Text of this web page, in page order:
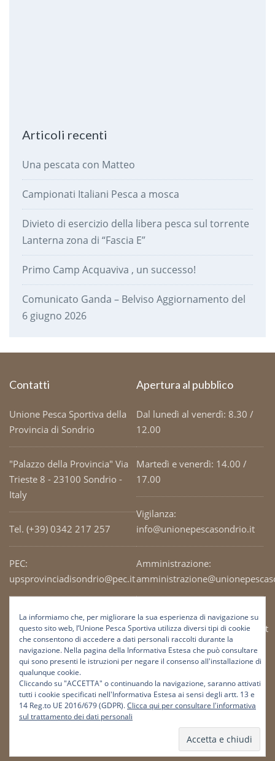
Articoli recenti
Una pescata con Matteo
Campionati Italiani Pesca a mosca
Divieto di esercizio della libera pesca sul torrente
Lanterna zona di “Fascia E”
Primo Camp Acquaviva , un successo!
Comunicato Ganda – Belviso Aggiornamento del
6 giugno 2026
Contatti
Unione Pesca Sportiva della
Provincia di Sondrio
"Palazzo della Provincia" Via
Trieste 8 - 23100 Sondrio -
Italy
Tel. (+39) 0342 217 257
PEC:
upsprovinciadisondrio@pec.it
Codice Fiscale: 93003690141
Apertura al pubblico
Dal lunedì al venerdì: 8.30 /
12.00
Martedì e venerdì: 14.00 /
17.00
Vigilanza:
info@unionepescasondrio.it
Amministrazione:
Ufficio tecnico:
tecnico@unionepescasondrio.it
Informazioni:
info@unionepescasondrio.it
La informiamo che, per migliorare la sua esperienza di navigazione su
questo sito web, l’Unione Pesca Sportiva utilizza diversi tipi di cookie
che consentono di accedere a dati personali raccolti durante la
navigazione. Nella pagina della Informativa Estesa che può consultare
qui sono presenti le istruzioni per negare il consenso all'installazione di
qualunque cookie.
Cliccando su "ACCETTA" o continuando la navigazione, saranno attivati
tutti i cookie specificati nell'Informativa Estesa ai sensi degli artt. 13 e
14 Reg.to UE 2016/679 (GDPR).Clicca qui per consultare l'informativa
sul trattamento dei dati personali